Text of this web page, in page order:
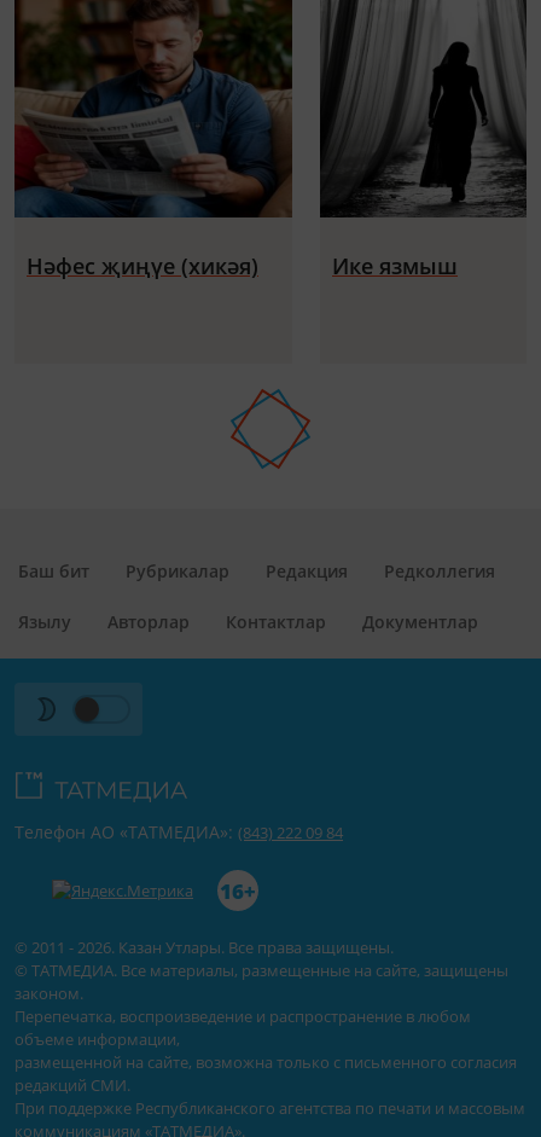
Нәфес җиңүе (хикәя) Ике язмыш
Баш бит Рубрикалар Редакция Редколлегия
Язылу Авторлар Контактлар Документлар
© 2011 - 2026. Казан Утлары. Все права защищены.
© ТАТМЕДИА. Все материалы, размещенные на сайте, защищены
законом.
Перепечатка, воспроизведение и распространение в любом
объеме информации,
размещенной на сайте, возможна только с письменного согласия
редакций СМИ.
При поддержке Республиканского агентства по печати и массовым
коммуникациям «ТАТМЕДИА».
Телефон АО «ТАТМЕДИА»: (843) 222 09 84
16+